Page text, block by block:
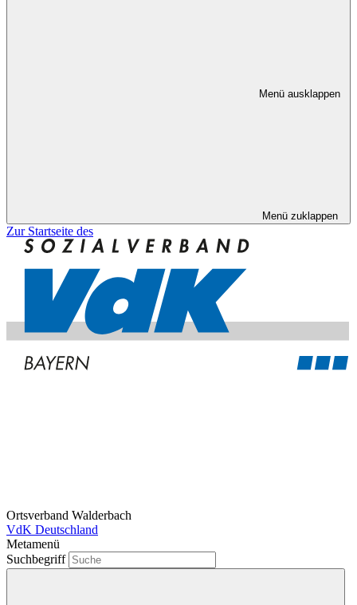
Menü ausklappen
Menü zuklappen
Zur Startseite des
Ortsverband Walderbach
VdK Deutschland
Metamenü
Suchbegriff